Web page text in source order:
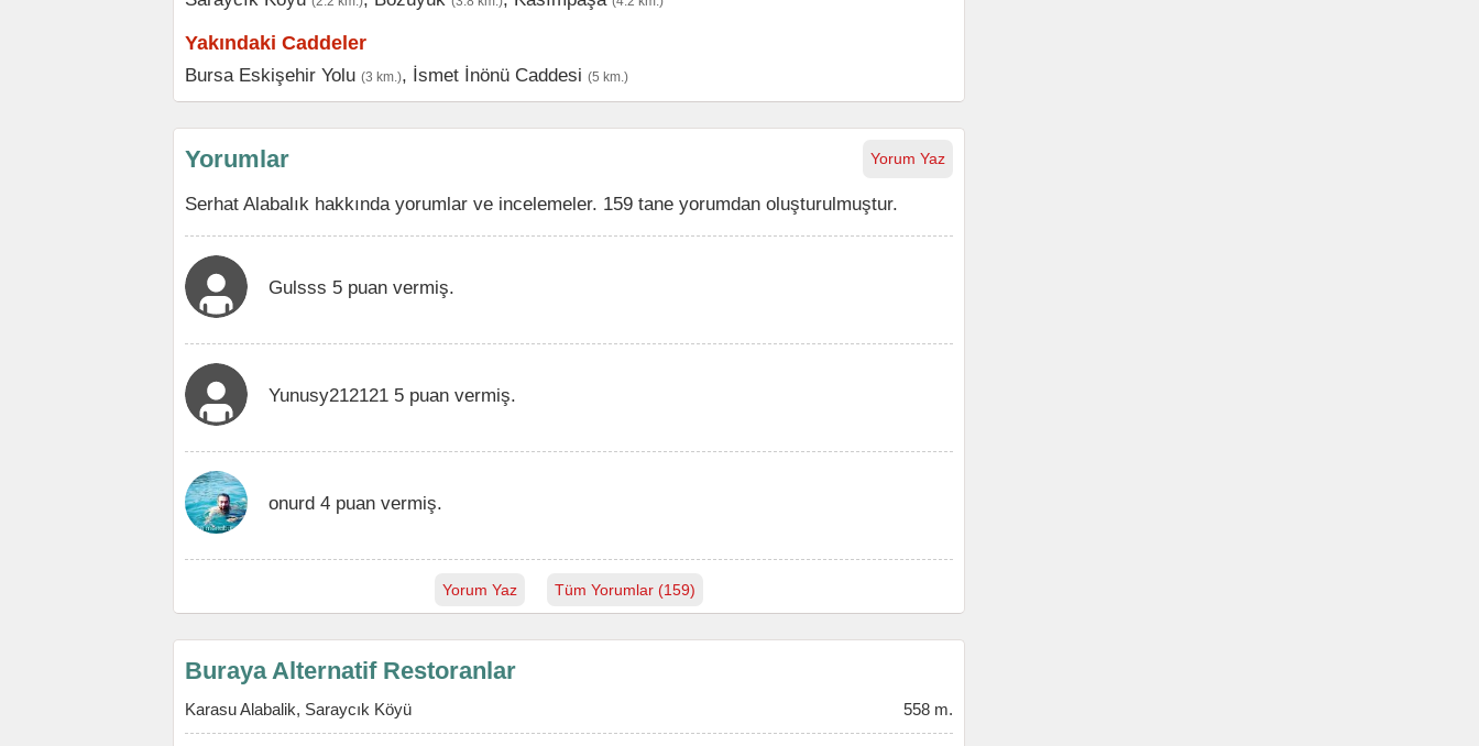
Yakındaki Caddeler
Bursa Eskişehir Yolu (3 km.), İsmet İnönü Caddesi (5 km.)
Yorum Yaz
Yorumlar
Serhat Alabalık hakkında yorumlar ve incelemeler. 159 tane yorumdan oluşturulmuştur.
Gulsss 5 puan vermiş.
Yunusy212121 5 puan vermiş.
onurd 4 puan vermiş.
Yorum Yaz Tüm Yorumlar (159)
Buraya Alternatif Restoranlar
Karasu Alabalik, Saraycık Köyü 558 m.